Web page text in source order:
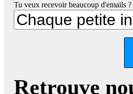
Tu veux recevoir beaucoup d'emails
Retrouve